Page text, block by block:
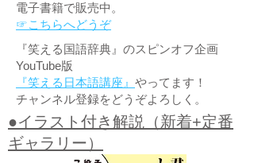
電子書籍で販売中。
☞こちらへどうぞ
『笑える国語辞典』のスピンオフ企画
YouTube版
『笑える日本語講座』 やってます！
チャンネル登録をどうぞよろしく。
●イラスト付き解説（新着+定番
ギャラリー）